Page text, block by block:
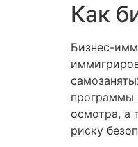
Как
Бизнес-
программы
осмотра, а
риску